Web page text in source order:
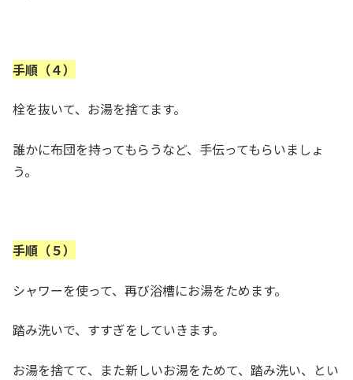
手順（４）
栓を抜いて、お湯を捨てます。
誰かに布団を持ってもらうなど、手伝ってもらいましょ
う。
手順（５）
シャワーを使って、再び浴槽にお湯をためます。
踏み洗いで、すすぎをしていきます。
お湯を捨てて、また新しいお湯をためて、踏み洗い、とい